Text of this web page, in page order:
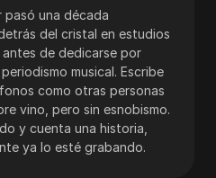
pasó una década
del cristal en estudios
antes de dedicarse por
musical. Escribe
como otras personas
vino, pero sin esnobismo.
y cuenta una historia,
ya lo esté grabando.